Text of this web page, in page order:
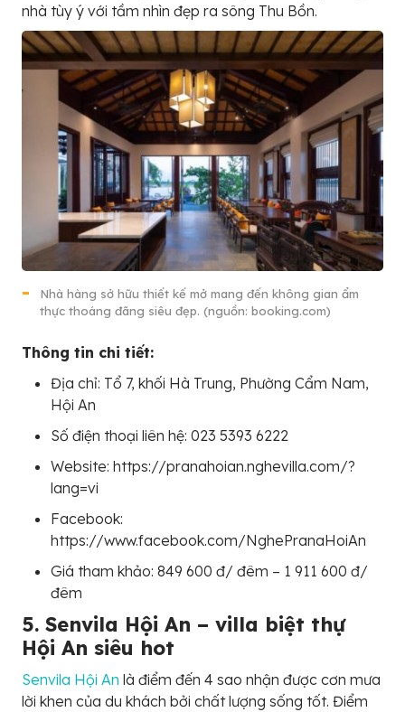
nhà tùy ý với tầm nhìn đẹp ra sông Thu Bồn.
Nhà hàng sở hữu thiết kế mở mang đến không gian ẩm
thực thoáng đãng siêu đẹp. (nguồn: booking.com)
Thông tin chi tiết:
Địa chỉ: Tổ 7, khối Hà Trung, Phường Cẩm Nam,
Hội An
Số điện thoại liên hệ: 023 5393 6222
Website: https://pranahoian.nghevilla.com/?
lang=vi
Facebook:
https://www.facebook.com/NghePranaHoiAn
Giá tham khảo: 849 600 đ/ đêm – 1 911 600 đ/
đêm
5. Senvila Hội An – villa biệt thự
Hội An siêu hot
Senvila Hội An là điểm đến 4 sao nhận được cơn mưa
lời khen của du khách bởi chất lượng sống tốt. Điểm